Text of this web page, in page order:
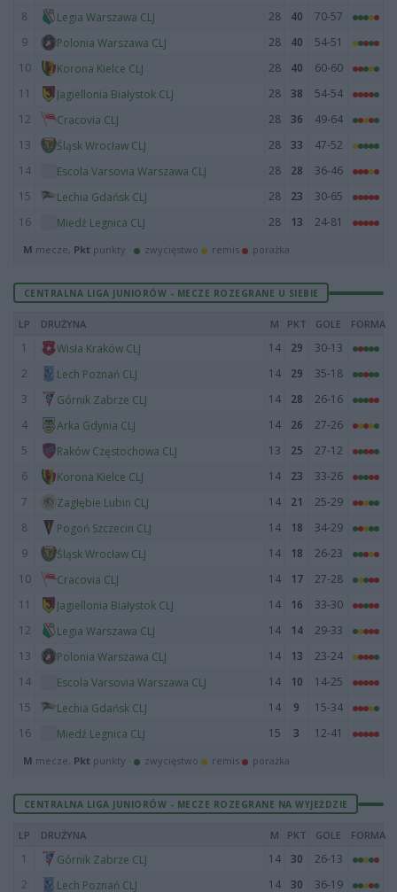
8
Legia Warszawa CLJ 28 40
70-57
9
Polonia Warszawa CLJ 28 40
54-51
10
Korona Kielce CLJ 28 40
60-60
11
Jagiellonia Białystok CLJ 28 38
54-54
12
Cracovia CLJ 28 36
49-64
13
Śląsk Wrocław CLJ 28 33
47-52
14
Escola Varsovia Warszawa CLJ 28 28
36-46
15
Lechia Gdańsk CLJ 28 23
30-65
16
Miedź Legnica CLJ 28 13 24-81
M mecze, Pkt punkty · zwycięstwo remis porażka
CENTRALNA LIGA JUNIORÓW - MECZE ROZEGRANE U SIEBIE
LP DRUŻYNA M PKT GOLE FORMA
1 Wisła Kraków CLJ 14 29
30-13
2
Lech Poznań CLJ 14 29
35-18
3
Górnik Zabrze CLJ 14 28
26-16
4
Arka Gdynia CLJ 14 26
27-26
5
Raków Częstochowa CLJ 13 25
27-12
6
Korona Kielce CLJ 14 23
33-26
7
Zagłębie Lubin CLJ 14 21
25-29
8
Pogoń Szczecin CLJ 14 18
34-29
9
Śląsk Wrocław CLJ 14 18
26-23
10
Cracovia CLJ 14 17
27-28
11
Jagiellonia Białystok CLJ 14 16
33-30
12
Legia Warszawa CLJ 14 14
29-33
13
Polonia Warszawa CLJ 14 13
23-24
14
Escola Varsovia Warszawa CLJ 14 10
14-25
15
Lechia Gdańsk CLJ 14 9
15-34
16
Miedź Legnica CLJ 15 3 12-41
M mecze, Pkt punkty · zwycięstwo remis porażka
CENTRALNA LIGA JUNIORÓW - MECZE ROZEGRANE NA WYJEŹDZIE
LP DRUŻYNA M PKT GOLE FORMA
1 Górnik Zabrze CLJ 14 30
26-13
2
Lech Poznań CLJ 14 30 36-19